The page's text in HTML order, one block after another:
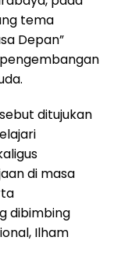
tema
Depan”
ditujukan
di masa
dibimbing
Ilham